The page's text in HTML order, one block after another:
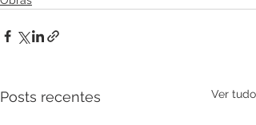
Posts recentes Ver tudo